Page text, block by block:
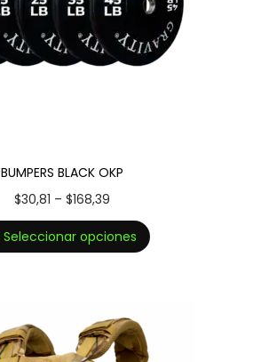
BUMPERS BLACK OKP
$30,81 – $168,39
Seleccionar opciones